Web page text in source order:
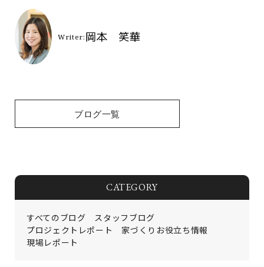
ブログ一覧
CATEGORY
すべてのブログ
スタッフブログ
プロジェクトレポート
家づくりお役立ち情報
現場レポート